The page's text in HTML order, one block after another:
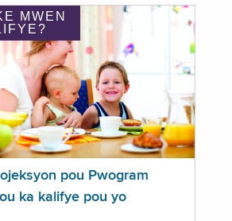
MWEN
pou Pwogram
ka kalifye pou yo